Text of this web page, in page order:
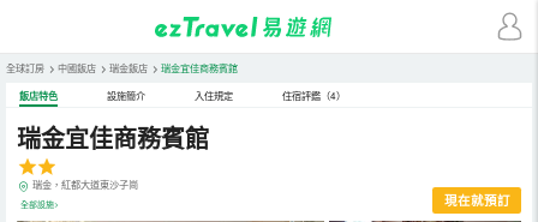
全球訂房 > 中國飯店 > 瑞金飯店 > 瑞金宜佳商務賓館
飯店特色 設施簡介 入住規定 住宿評鑑（4）
瑞金宜佳商務賓館
瑞金，紅都大道東沙子崗
全部設施> 現在就預訂